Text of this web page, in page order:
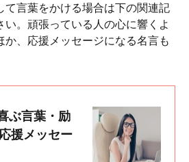
て言葉をかける場合は下の関連記
。頑張っている人の心に響くよ
か、応援メッセージになる名言も
ぶ言葉・励
援メッセー